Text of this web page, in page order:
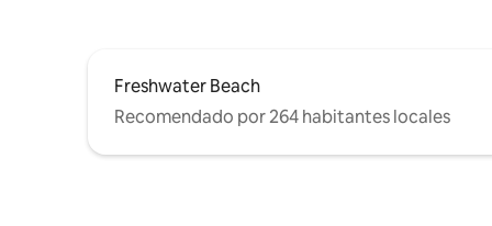
Freshwater Beach
Recomendado por 264 habitantes locales